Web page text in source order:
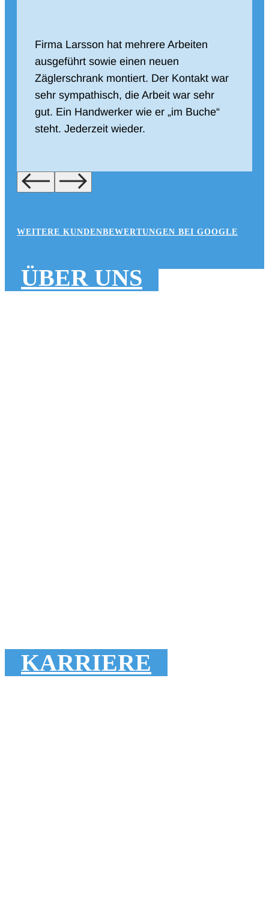
Firma Larsson hat mehrere Arbeiten
ausgeführt sowie einen neuen
Zäglerschrank montiert. Der Kontakt war
sehr sympathisch, die Arbeit war sehr
gut. Ein Handwerker wie er „im Buche“
steht. Jederzeit wieder.
WEITERE KUNDENBEWERTUNGEN BEI GOOGLE
ÜBER UNS
KARRIERE